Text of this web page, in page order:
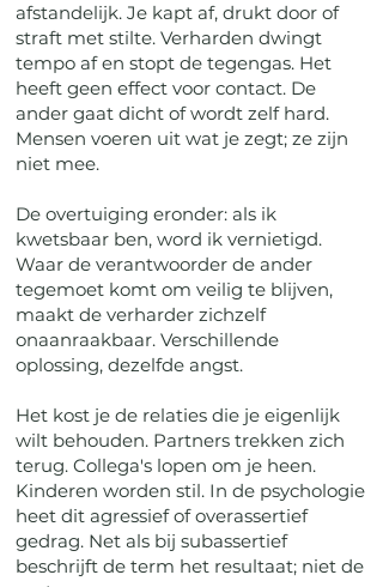
afstandelijk. Je kapt af, drukt door of
straft met stilte. Verharden dwingt
tempo af en stopt de tegengas. Het
heeft geen effect voor contact. De
ander gaat dicht of wordt zelf hard.
Mensen voeren uit wat je zegt; ze zijn
niet mee.
De overtuiging eronder: als ik
kwetsbaar ben, word ik vernietigd.
Waar de verantwoorder de ander
tegemoet komt om veilig te blijven,
maakt de verharder zichzelf
onaanraakbaar. Verschillende
oplossing, dezelfde angst.
Het kost je de relaties die je eigenlijk
wilt behouden. Partners trekken zich
terug. Collega's lopen om je heen.
Kinderen worden stil. In de psychologie
heet dit agressief of overassertief
gedrag. Net als bij subassertief
beschrijft de term het resultaat; niet de